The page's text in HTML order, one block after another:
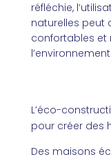
réfléchie,
naturelles peut
confortables et
l’environnement.
L’éco-
pour créer des
Des maisons